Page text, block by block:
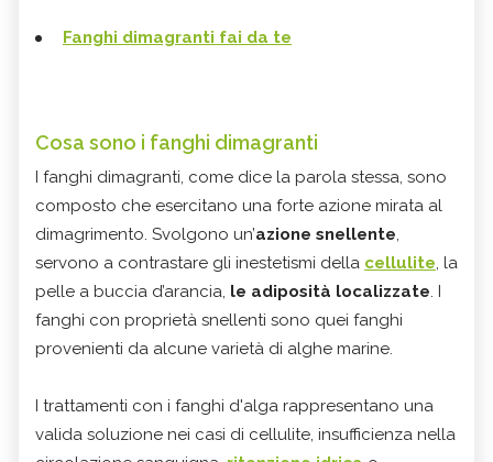
Fanghi dimagranti fai da te
Cosa sono i fanghi dimagranti
I fanghi dimagranti, come dice la parola stessa, sono
composto che esercitano una forte azione mirata al
dimagrimento. Svolgono un’azione snellente,
servono a contrastare gli inestetismi della cellulite, la
pelle a buccia d’arancia, le adiposità localizzate. I
fanghi con proprietà snellenti sono quei fanghi
provenienti da alcune varietà di alghe marine.
I trattamenti con i fanghi d'alga rappresentano una
valida soluzione nei casi di cellulite, insufficienza nella